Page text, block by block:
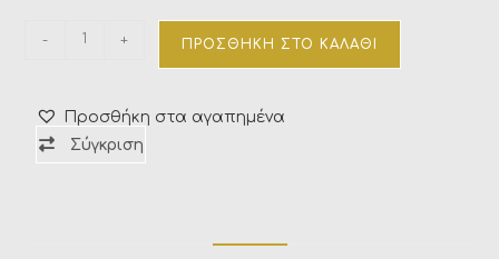
- + ΠΡΟΣΘΉΚΗ ΣΤΟ ΚΑΛΆΘΙ
Προσθήκη στα αγαπημένα
Σύγκριση